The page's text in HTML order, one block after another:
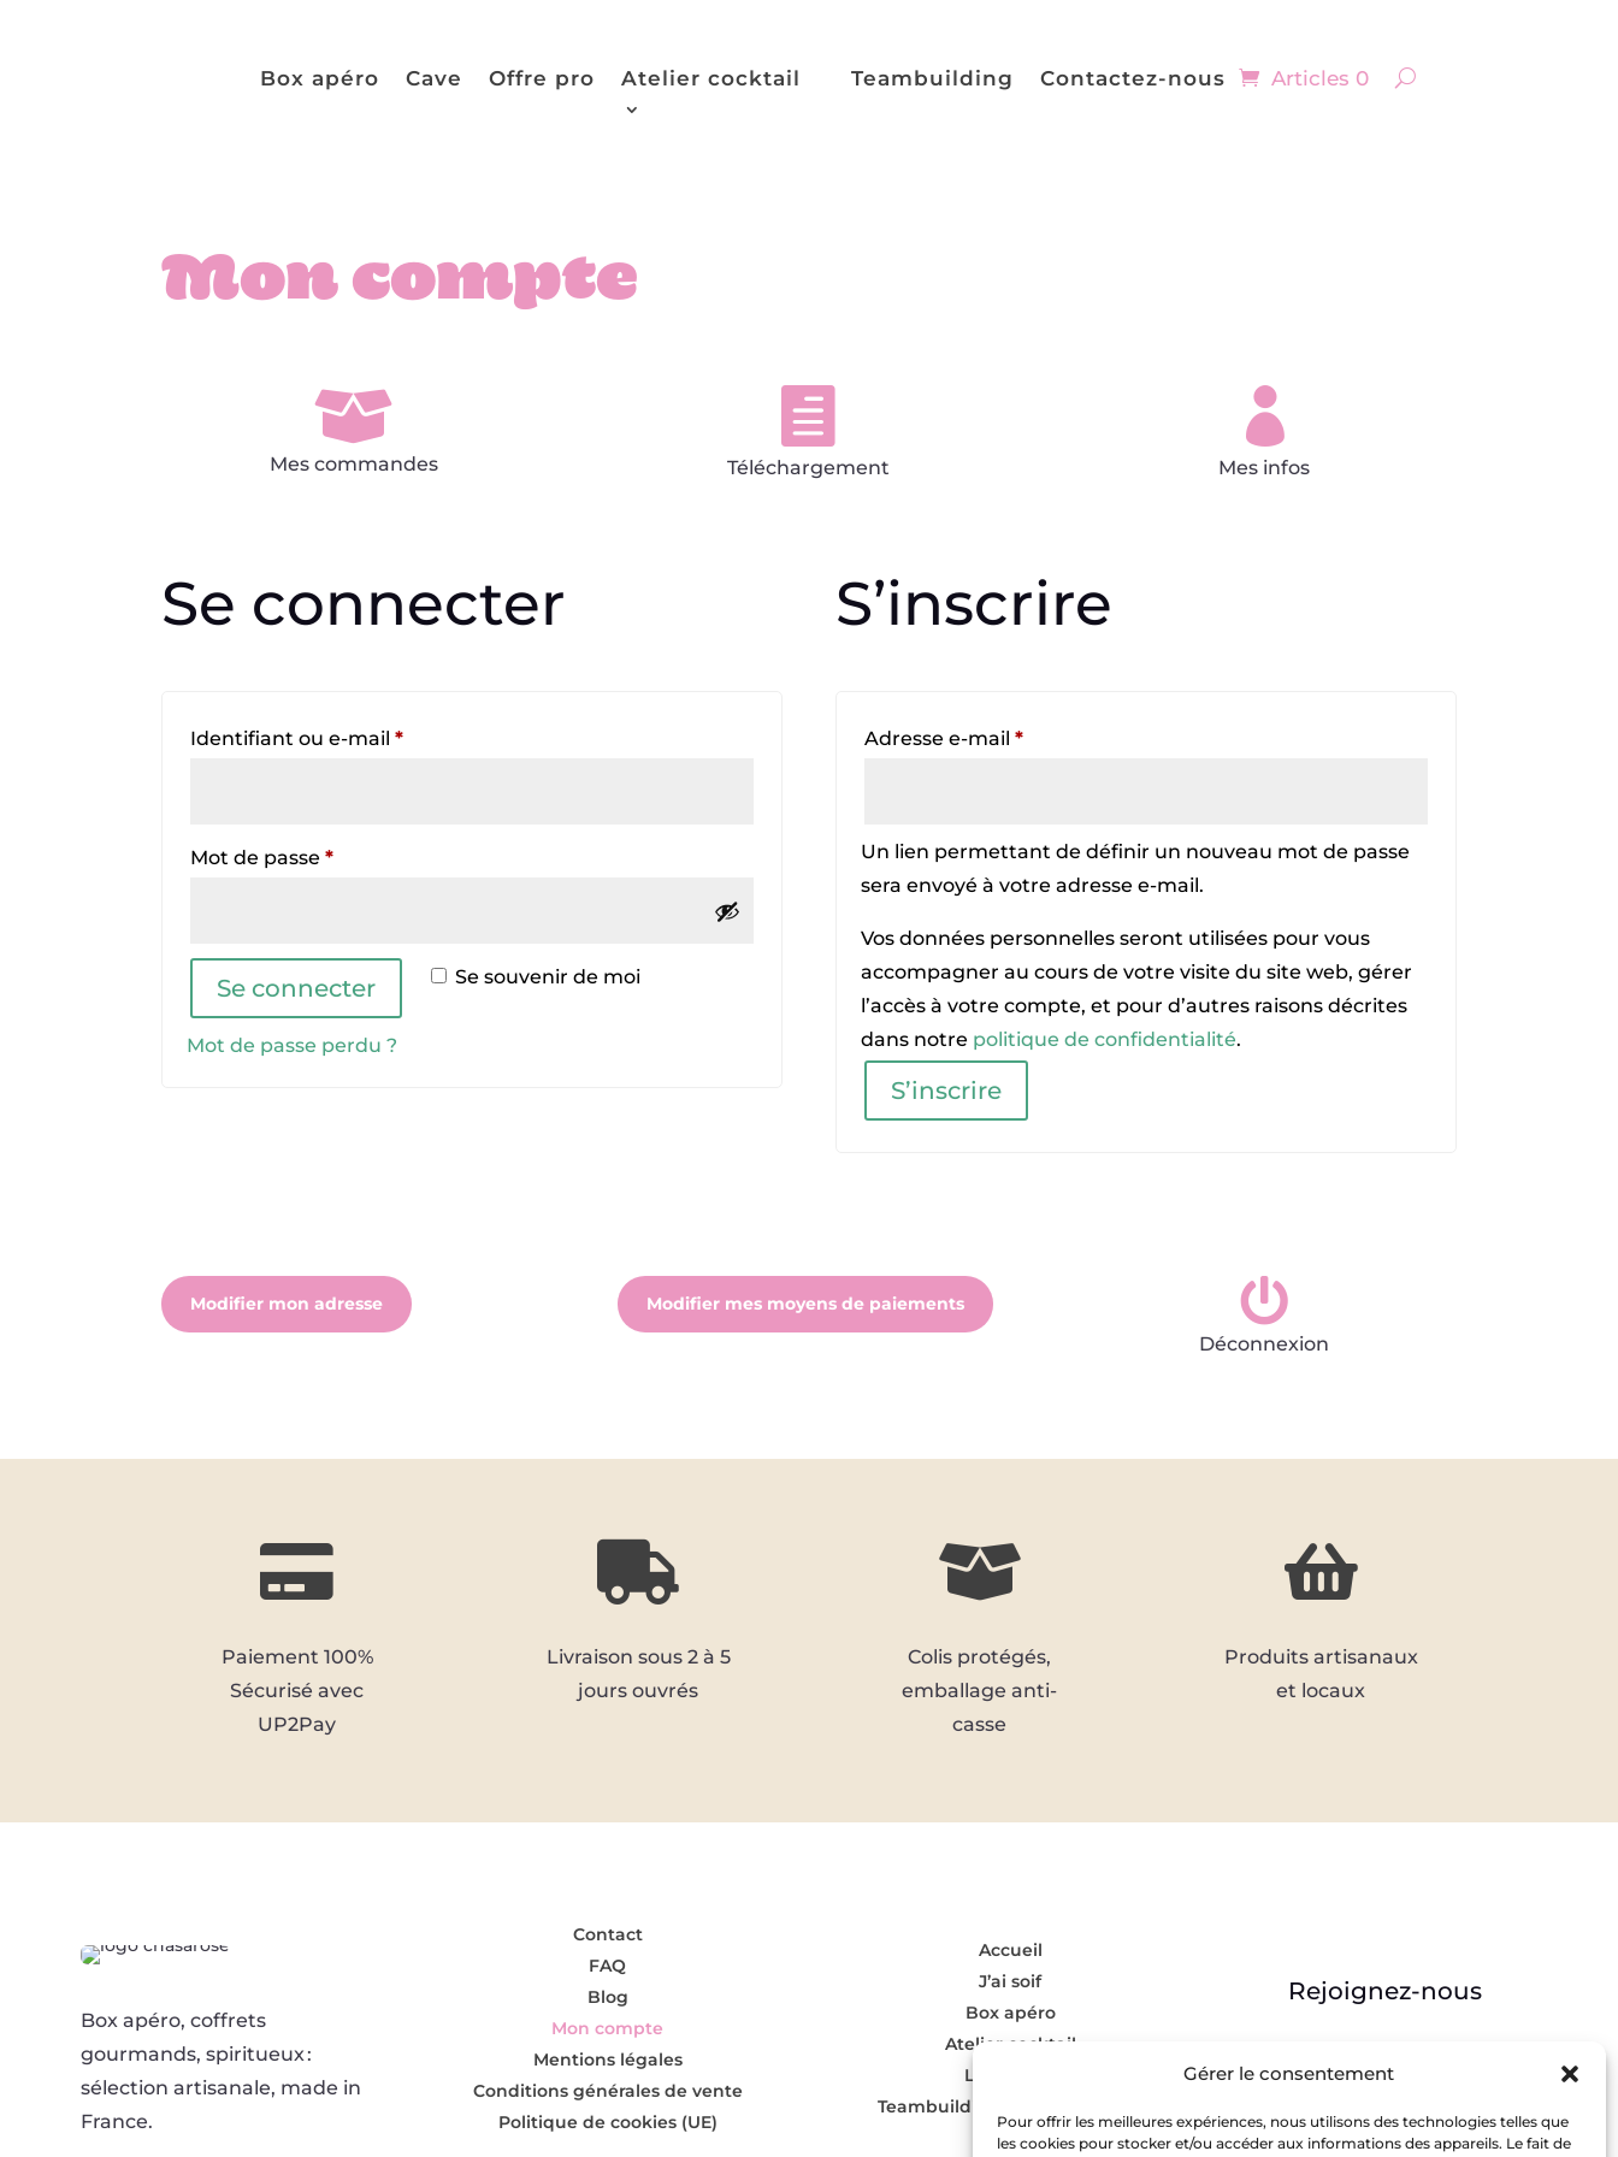
Gérer le consentement
Pour offrir les meilleures expériences, nous utilisons des technologies telles que
les cookies pour stocker et/ou accéder aux informations des appareils. Le fait de
Box apéro Cave Offre pro Atelier cocktail Teambuilding Contactez-nous Articles 0
Mon compte

Mes commandes

Téléchargement

Mes infos
Se connecter
Identifiant ou e-mail*Obligatoire
Mot de passe*Obligatoire
Se souvenir de moi
Se connecter
Mot de passe perdu ?
S’inscrire
Adresse e-mail *Obligatoire
Un lien permettant de définir un nouveau mot de passe
sera envoyé à votre adresse e-mail.
Vos données personnelles seront utilisées pour vous
accompagner au cours de votre visite du site web, gérer
l’accès à votre compte, et pour d’autres raisons décrites
dans notre politique de confidentialité.
S’inscrire
Modifier mon adresse Modifier mes moyens de paiements 
Déconnexion

Paiement 100%
Sécurisé avec
UP2Pay

Livraison sous 2 à 5
jours ouvrés

Colis protégés,
emballage anti-
casse

Produits artisanaux
et locaux
Box apéro, coffrets
gourmands, spiritueux :
sélection artisanale, made in
France.
Contact
FAQ
Blog
Mon compte
Mentions légales
Conditions générales de vente
Politique de cookies (UE)
Accueil
J’ai soif
Box apéro
Atelier cocktail
L’Offre Pro
Teambuilding pour entreprise
Rejoignez-nous
 